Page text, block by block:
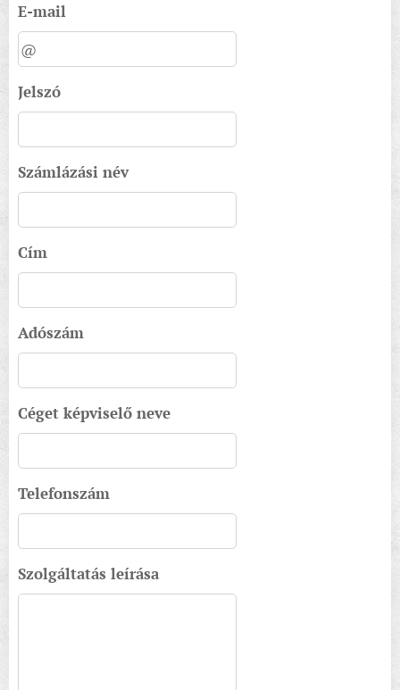
E-mail
Jelszó
Számlázási név
Cím
Adószám
Céget képviselő neve
Telefonszám
Szolgáltatás leírása